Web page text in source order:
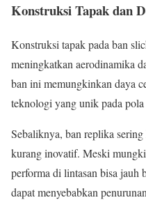
Konstruksi Tapak dan
Konstruksi tapak pada ban
meningkatkan aerodinamika
ban ini memungkinkan daya
teknologi yang unik pada pola
Sebaliknya, ban replika
kurang inovatif. Meski
performa di lintasan bisa jauh
dapat menyebabkan